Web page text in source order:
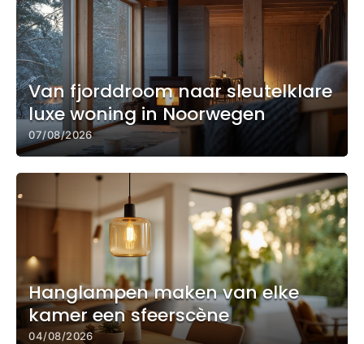
Van fjorddroom naar sleutelklare
luxe woning in Noorwegen
07/08/2026
Hanglampen maken van elke
kamer een sfeerscène
04/08/2026